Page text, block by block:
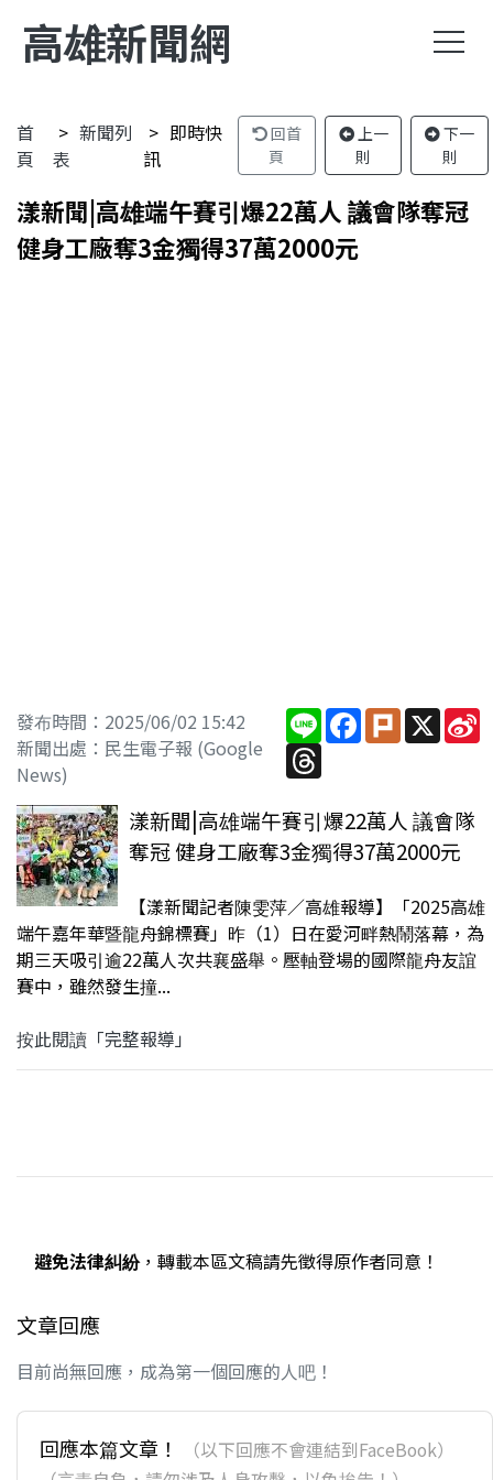
高雄新聞網
首
頁
新聞列
表
即時快
訊
回首
頁
上一
則
下一
則
漾新聞|高雄端午賽引爆22萬人 議會隊奪冠
健身工廠奪3金獨得37萬2000元
發布時間：2025/06/02 15:42
新聞出處：民生電子報 (Google
News)
LineFacebook
PlurkX
Threads
漾新聞|高雄端午賽引爆22萬人 議會隊
奪冠 健身工廠奪3金獨得37萬2000元
【漾新聞記者陳雯萍／高雄報導】「2025高雄
端午嘉年華暨龍舟錦標賽」昨（1）日在愛河畔熱鬧落幕，為
期三天吸引逾22萬人次共襄盛舉。壓軸登場的國際龍舟友誼
賽中，雖然發生撞...
按此閱讀「完整報導」
避免法律糾紛，轉載本區文稿請先徵得原作者同意！
文章回應
目前尚無回應，成為第一個回應的人吧！
回應本篇文章！
（以下回應不會連結到FaceBook）